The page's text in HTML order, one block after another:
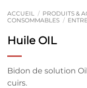
ACCUEIL / PRODUITS &
CONSOMMABLES /
Huile OIL
Bidon de solution
cuirs.